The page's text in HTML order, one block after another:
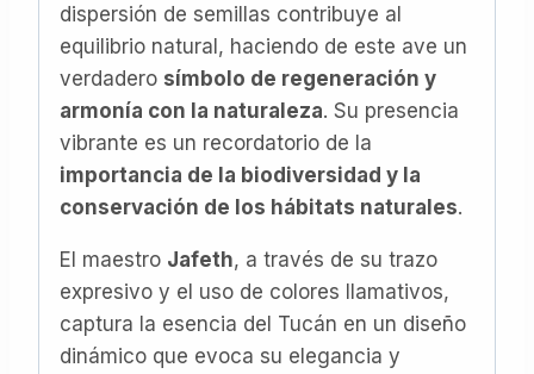
dispersión de semillas contribuye al
equilibrio natural, haciendo de este ave un
verdadero símbolo de regeneración y
armonía con la naturaleza. Su presencia
vibrante es un recordatorio de la
importancia de la biodiversidad y la
conservación de los hábitats naturales.
El maestro Jafeth, a través de su trazo
expresivo y el uso de colores llamativos,
captura la esencia del Tucán en un diseño
dinámico que evoca su elegancia y